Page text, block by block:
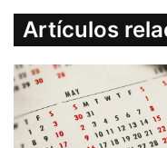
Artículos